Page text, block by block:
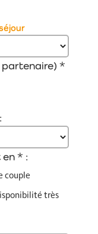
partenaire) *
* :
couple
très